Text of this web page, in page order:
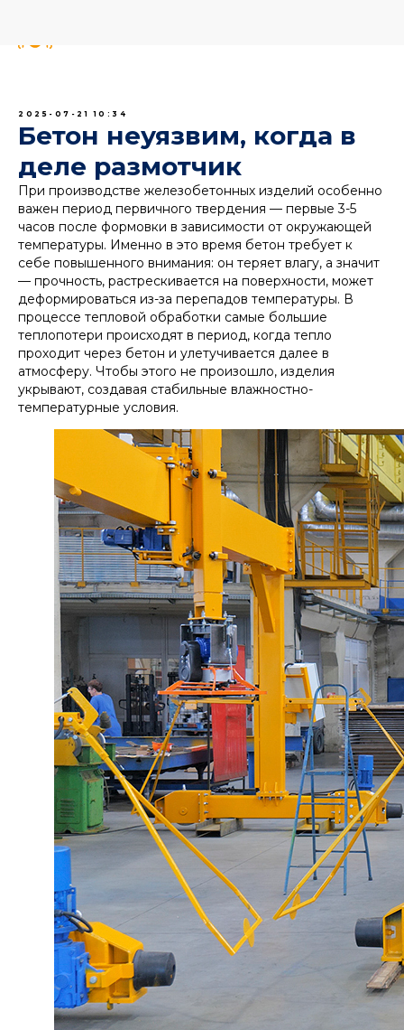
2025-07-21 10:34
Бетон неуязвим, когда в
деле размотчик
При производстве железобетонных изделий особенно
важен период первичного твердения — первые 3-5
часов после формовки в зависимости от окружающей
температуры. Именно в это время бетон требует к
себе повышенного внимания: он теряет влагу, а значит
— прочность, растрескивается на поверхности, может
деформироваться из-за перепадов температуры. В
процессе тепловой обработки самые большие
теплопотери происходят в период, когда тепло
проходит через бетон и улетучивается далее в
атмосферу. Чтобы этого не произошло, изделия
укрывают, создавая стабильные влажностно-
температурные условия.